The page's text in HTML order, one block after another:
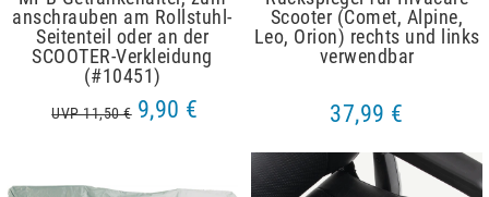
anschrauben am Rollstuhl-
Seitenteil oder an der
SCOOTER-Verkleidung
(#10451)
UVP 11,50 € 9,90 €
Scooter (Comet, Alpine,
Leo, Orion) rechts und links
verwendbar
37,99 €